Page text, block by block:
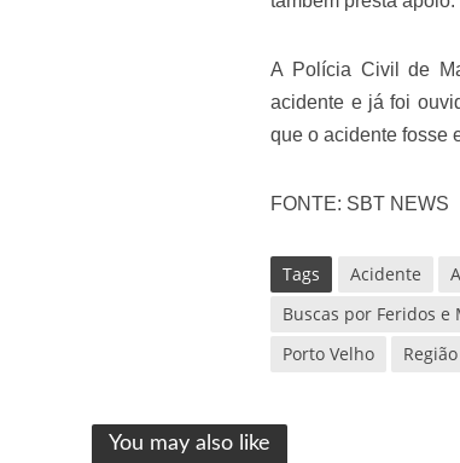
A Polícia Civil de
acidente e já foi
que o acidente fosse
FONTE: SBT NEWS
Tags Acidente
Buscas por Feridos e
Porto Velho
You may also like